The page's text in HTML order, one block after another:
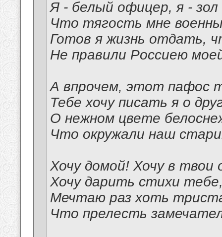
Я - белый офицер, я - зол
Что тягость мне
Готов я жизнь отдать,
Не правили Россиею
А впрочем, этот пафос
Тебе хочу писать я о
О нежном цвете
Что окружали наш
Хочу домой! Хочу в твои
Хочу дарить стихи
Мечтаю раз хоть
Что прелесть